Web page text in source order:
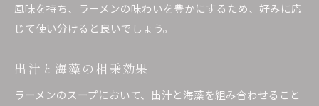
食感を活かすための調理テクニック
食感と味わいのバランスを取る方法
健康的な海藻ラーメンを自宅で簡単に作るコツ
簡単に手に入る材料で作る海藻ラーメン
風味を持ち、ラーメンの味わいを豊かにするため、好みに応
じて使い分けると良いでしょう。
出汁と海藻の相乗効果
ラーメンのスープにおいて、出汁と海藻を組み合わせること